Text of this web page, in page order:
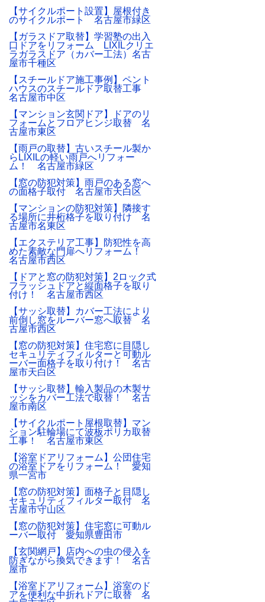
【サイクルポート設置】屋根付き
のサイクルポート 名古屋市緑区
【ガラスドア取替】学習塾の出入
口ドアをリフォーム LIXILクリエ
ラガラスドア（カバー工法）名古
屋市千種区
【スチールドア施工事例】ペント
ハウスのスチールドア取替工事
名古屋市中区
【マンション玄関ドア】ドアのリ
フォームとフロアヒンジ取替 名
古屋市東区
【雨戸の取替】古いスチール製か
らLIXILの軽い雨戸へリフォー
ム！ 名古屋市緑区
【窓の防犯対策】雨戸のある窓へ
の面格子取付 名古屋市天白区
【マンションの防犯対策】隣接す
る場所に井桁格子を取り付け 名
古屋市名東区
【エクステリア工事】防犯性を高
めた素敵な門扉へリフォーム！
名古屋市西区
【ドアと窓の防犯対策】2ロック式
フラッシュドアと縦面格子を取り
付け！ 名古屋市西区
【サッシ取替】カバー工法により
前倒し窓をルーバー窓へ取替 名
古屋市西区
【窓の防犯対策】住宅窓に目隠し
セキュリティフィルターと可動ル
ーバー面格子を取り付け！ 名古
屋市天白区
【サッシ取替】輸入製品の木製サ
ッシをカバー工法で取替！ 名古
屋市南区
【サイクルポート屋根取替】マン
ション駐輪場にて波板ポリカ取替
工事！ 名古屋市東区
【浴室ドアリフォーム】公団住宅
の浴室ドアをリフォーム！ 愛知
県一宮市
【窓の防犯対策】面格子と目隠し
セキュリティフィルター取付 名
古屋市守山区
【窓の防犯対策】住宅窓に可動ル
ーバー取付 愛知県豊田市
【玄関網戸】店内への虫の侵入を
防ぎながら換気できます！ 名古
屋市
【浴室ドアリフォーム】浴室のド
アを便利な中折れドアに取替 名